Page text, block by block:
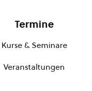
Termine
Kurse & Seminare
Veranstaltungen